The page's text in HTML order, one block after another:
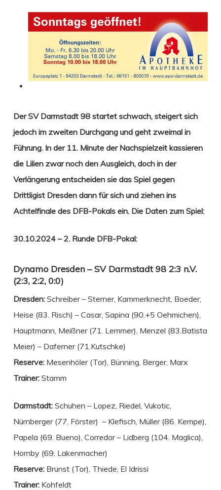
Der SV Darmstadt 98 startet schwach, steigert sich
jedoch im zweiten Durchgang und geht zweimal in
Führung. In der 11. Minute der Nachspielzeit kassieren
die Lilien zwar noch den Ausgleich, doch in der
Verlängerung entscheiden sie das Spiel gegen
Drittligist Dresden dann für sich und ziehen ins
Achtelfinale des DFB-Pokals ein. Die Daten zum Spiel:
30.10.2024 – 2. Runde DFB-Pokal:
Dynamo Dresden – SV Darmstadt 98 2:3 n.V.
(2:3, 2:2, 0:0)
Dresden: Schreiber – Sterner, Kammerknecht, Boeder,
Heise (83. Risch) – Casar, Sapina (90.+5 Oehmichen),
Hauptmann, Meißner (71. Lemmer), Menzel (83.Batista
Meier) – Daferner (71.Kutschke)
Reserve:Mesenhöler (Tor), Bünning, Berger, Marx
Trainer:Stamm
Darmstadt: Schuhen – Lopez, Riedel, Vukotic,
Nürnberger (77. Förster) – Klefisch, Müller (86. Kempe),
Papela (69. Bueno), Corredor – Lidberg (104. Maglica),
Hornby (69. Lakenmacher)
Reserve: Brunst (Tor), Thiede, El Idrissi
Trainer:Kohfeldt